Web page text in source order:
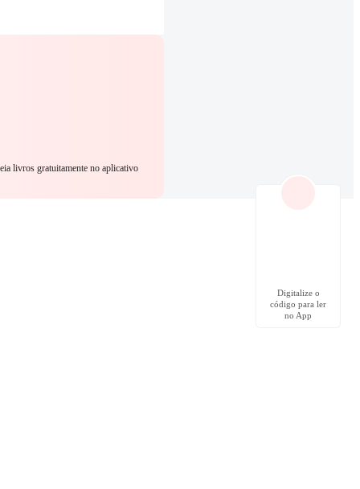
livros gratuitamente no aplicativo
Digitalize o
código para ler
no App